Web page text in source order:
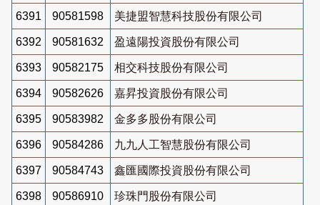
6391 90581598 美捷盟智慧科技股份有限公司
6392 90581632 盈遠陽投資股份有限公司
6393 90582175 相交科技股份有限公司
6394 90582626 嘉昇投資股份有限公司
6395 90583982 金多多股份有限公司
6396 90584286 九九人工智慧股份有限公司
6397 90584743 鑫匯國際投資股份有限公司
6398 90586910 珍珠門股份有限公司